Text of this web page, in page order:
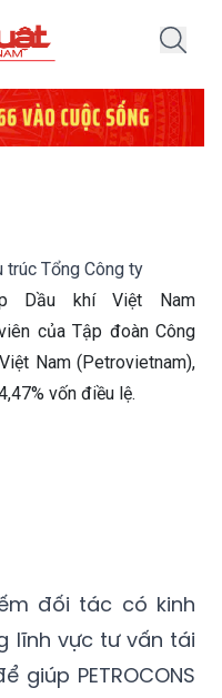
Tổng Công ty
của Tập đoàn Công
Nam (Petrovietnam),
vốn điều lệ.
đối tác có kinh
PETROCONS
triển, phương án
như lộ trình triển